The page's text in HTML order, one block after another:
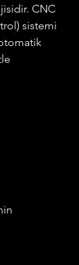
CNC
sistemi